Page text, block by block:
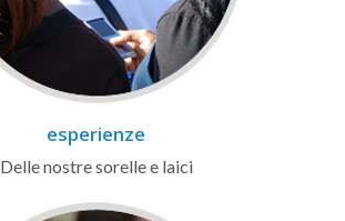
esperienze
Delle nostre sorelle e laici